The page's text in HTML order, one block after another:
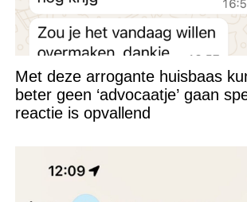
Met deze arrogante huisbaas
beter geen ‘advocaatje’ gaan
reactie is opvallend